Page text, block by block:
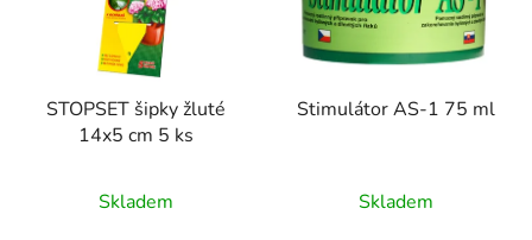
STOPSET šipky žluté
14x5 cm 5 ks
Skladem
Stimulátor AS-1 75 ml
Skladem